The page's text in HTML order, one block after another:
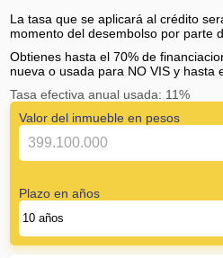
La tasa que se aplicará al crédito
momento del desembolso por parte
Obtienes hasta el 70% de
nueva o usada para NO VIS y hasta
Tasa efectiva anual usada: 11%
Valor del inmueble en pesos
Plazo en años